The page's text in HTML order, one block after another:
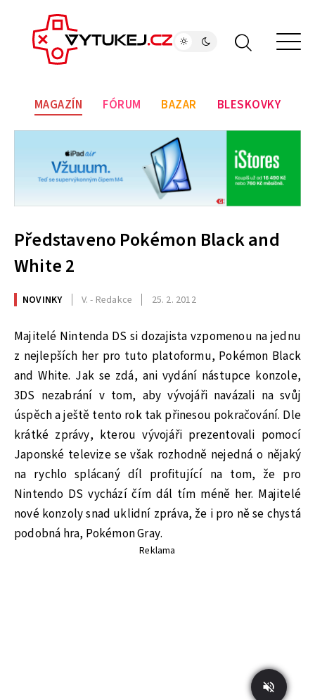
MAGAZÍN FÓRUM BAZAR BLESKOVKY
Představeno Pokémon Black and
White 2
NOVINKY V. - Redakce 25. 2. 2012
Majitelé Nintenda DS si dozajista vzpomenou na jednu
z nejlepších her pro tuto platoformu, Pokémon Black
and White. Jak se zdá, ani vydání nástupce konzole,
3DS nezabrání v tom, aby vývojáři navázali na svůj
úspěch a ještě tento rok tak přinesou pokračování. Dle
krátké zprávy, kterou vývojáři prezentovali pomocí
Japonské televize se však rozhodně nejedná o nějaký
na rychlo splácaný díl profitující na tom, že pro
Nintendo DS vychází čím dál tím méně her. Majitelé
nové konzoly snad uklidní zpráva, že i pro ně se chystá
podobná hra, Pokémon Gray.
Reklama